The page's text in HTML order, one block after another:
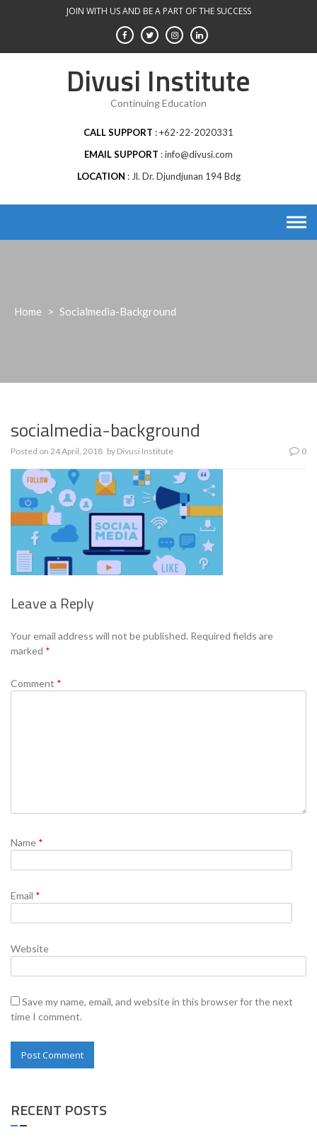
JOIN WITH US AND BE A PART OF THE SUCCESS
Divusi Institute
Continuing Education
CALL SUPPORT
+62-22-2020331
EMAIL SUPPORT
info@divusi.com
LOCATION
Jl. Dr. Djundjunan 194 Bdg
Home > Socialmedia-Background
socialmedia-background
Posted on 24 April, 2018 by Divusi Institute 0
Leave a Reply
Your email address will not be published. Required fields are
marked *
Comment *
Name *
Email *
Website
Save my name, email, and website in this browser for the next
time I comment.
RECENT POSTS